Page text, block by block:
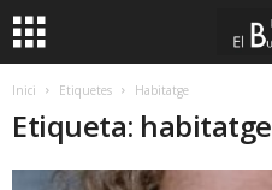
Inici Etiquetes Habitatge
Etiqueta: habitatge